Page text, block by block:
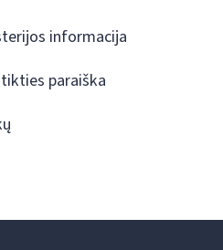
informacija
paraiška